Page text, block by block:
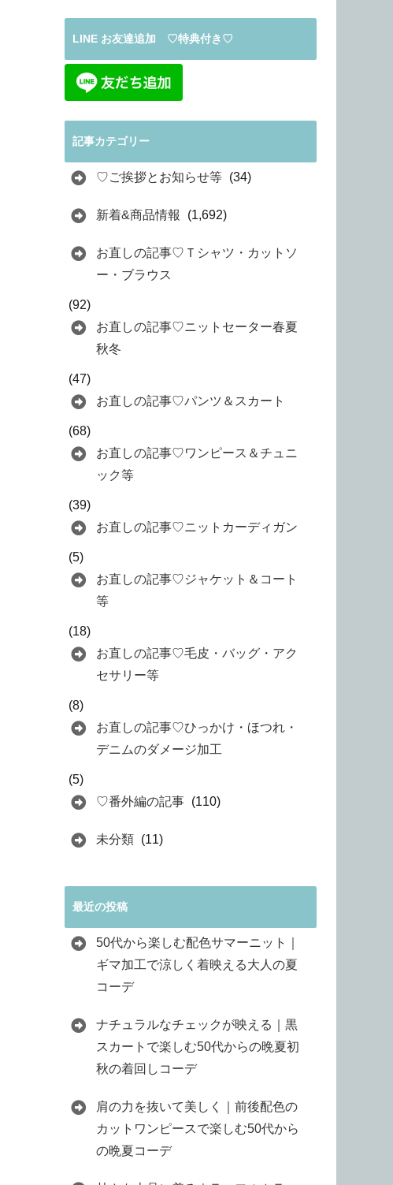
LINE お友達追加 ♡特典付き♡
記事カテゴリー
♡ご挨拶とお知らせ等 (34)
新着&商品情報 (1,692)
お直しの記事♡Ｔシャツ・カットソ
ー・ブラウス
(92)
お直しの記事♡ニットセーター春夏
秋冬
(47)
お直しの記事♡パンツ＆スカート
(68)
お直しの記事♡ワンピース＆チュニ
ック等
(39)
お直しの記事♡ニットカーディガン
(5)
お直しの記事♡ジャケット＆コート
等
(18)
お直しの記事♡毛皮・バッグ・アク
セサリー等
(8)
お直しの記事♡ひっかけ・ほつれ・
デニムのダメージ加工
(5)
♡番外編の記事 (110)
未分類 (11)
最近の投稿
50代から楽しむ配色サマーニット｜
ギマ加工で涼しく着映える大人の夏
コーデ
ナチュラルなチェックが映える｜黒
スカートで楽しむ50代からの晩夏初
秋の着回しコーデ
肩の力を抜いて美しく｜前後配色の
カットワンピースで楽しむ50代から
の晩夏コーデ